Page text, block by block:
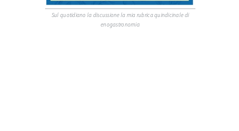
Sul quotidiano la discussione la mia rubrica quindicinale di
enogastronomia